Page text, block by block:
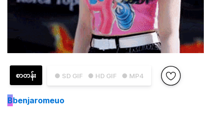
● SD GIF ● HD GIF ● MP4
စာတန်း
Bbenjaromeuo